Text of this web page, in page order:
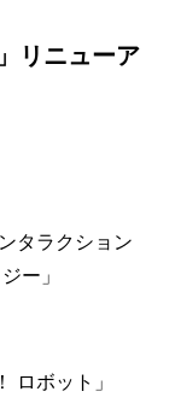
リニューア
タラクション
ー」
ロボット」